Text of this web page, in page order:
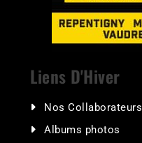
Liens D'Hiver
Nos Collaborateurs
Albums photos